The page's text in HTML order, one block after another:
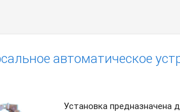
автоматическое
Установка предназначена